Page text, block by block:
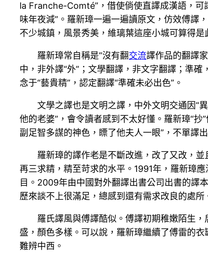
la Franche-Comté”，借使倘使直譯成漢語，可
味年夜減”。羅新璋一遍一遍讀原文，仿效傅譯
不少城鎮，風景秀美，維璃葉這座小城可算得是
羅新璋常自稱是“沒有翻交流譯作品的翻譯
中，非外譯“外”；文學翻譯，非文字翻譯；準
念于“藝貴精”，認定翻譯“準確未必出色”。
文學之譯也是文明之譯，中外文明交通因“
他的老婆”，會令讀者感到不太好懂。羅新璋“
副足智多謀的神色，瞟了他夫人一眼”，不單譯
羅新璋的譯作老是不斷改進，改了又改，
再三求精，精至苛求的水平。1991年，羅新璋
目。2009年由中國對外翻譯出書公司出書的譯
歷來談不上很滿足，總感到還有需求改良的處所
羅氏譯風與傅譯酷似。傅譯初期稚嫩陌生
盛，顏色多樣。可以說，羅新璋繼續了傅雷的
難辨中西。